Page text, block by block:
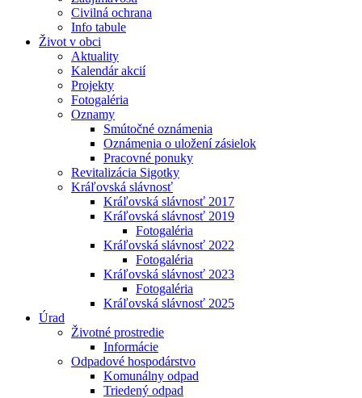
Civilná ochrana
Info tabule
Život v obci
Aktuality
Kalendár akcií
Projekty
Fotogaléria
Oznamy
Smútočné oznámenia
Oznámenia o uložení zásielok
Pracovné ponuky
Revitalizácia Sigotky
Kráľovská slávnosť
Kráľovská slávnosť 2017
Kráľovská slávnosť 2019
Fotogaléria
Kráľovská slávnosť 2022
Fotogaléria
Kráľovská slávnosť 2023
Fotogaléria
Kráľovská slávnosť 2025
Úrad
Životné prostredie
Informácie
Odpadové hospodárstvo
Komunálny odpad
Triedený odpad